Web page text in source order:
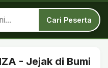
Cari Peserta
- Jejak di Bumi